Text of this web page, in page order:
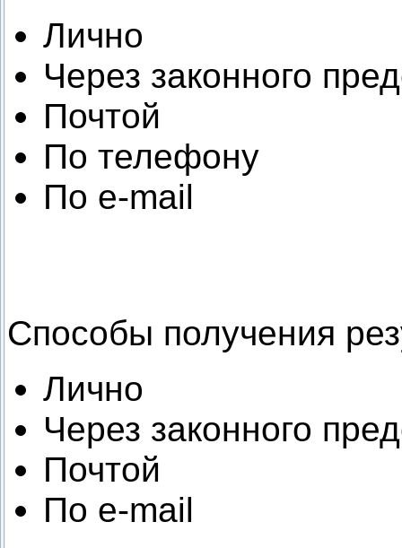
Лично
Через законного
Почтой
По телефону
По e-mail
Способы получения
Лично
Через законного
Почтой
По e-mail